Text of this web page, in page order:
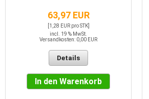
63,97 EUR
[1,28 EUR pro STK]
incl. 19 % MwSt.
Versandkosten: 0,00 EUR
Details
In den Warenkorb